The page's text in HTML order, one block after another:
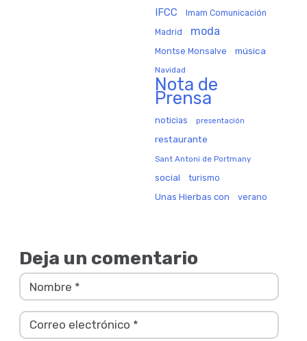
IFCC Imam Comunicación
Madrid moda
Montse Monsalve música
Navidad
Nota de
Prensa
noticias presentación
restaurante
Sant Antoni de Portmany
social turismo
Unas Hierbas con verano
Deja un comentario